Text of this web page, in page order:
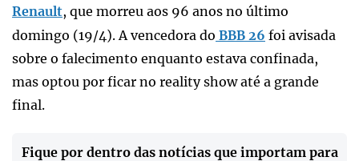
Renault, que morreu aos 96 anos no último
domingo (19/4). A vencedora do BBB 26 foi avisada
sobre o falecimento enquanto estava confinada,
mas optou por ficar no reality show até a grande
final.
Fique por dentro das notícias que importam para